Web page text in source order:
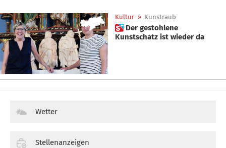
Kultur » Kunstraub
 Der gestohlene
Kunstschatz ist wieder da
Wetter
Stellenanzeigen